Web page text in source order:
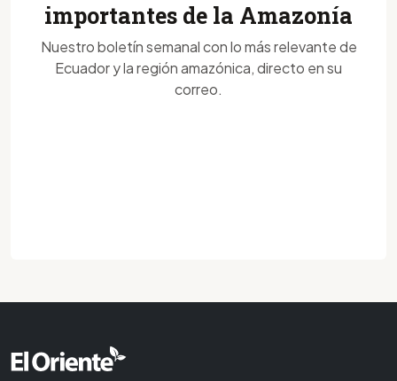
importantes de la Amazonía
Nuestro boletín semanal con lo más relevante de
Ecuador y la región amazónica, directo en su
correo.